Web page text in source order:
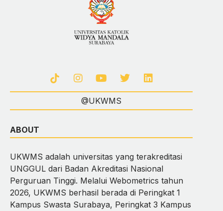
@UKWMS
ABOUT
UKWMS adalah universitas yang terakreditasi
UNGGUL dari Badan Akreditasi Nasional
Perguruan Tinggi. Melalui Webometrics tahun
2026, UKWMS berhasil berada di Peringkat 1
Kampus Swasta Surabaya, Peringkat 3 Kampus